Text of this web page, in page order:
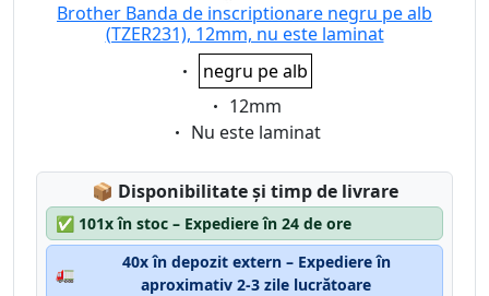
Brother Banda de inscriptionare negru pe alb
(TZER231), 12mm, nu este laminat
Eigenschaft:
negru pe alb
Eigenschaft:
12mm
Eigenschaft:
Nu este laminat
📦 Lagerstatus:
Disponibilitate și timp de livrare
✅ 101x în stoc – Expediere în 24 de ore
🚛
40x în depozit extern – Expediere în
aproximativ 2-3 zile lucrătoare